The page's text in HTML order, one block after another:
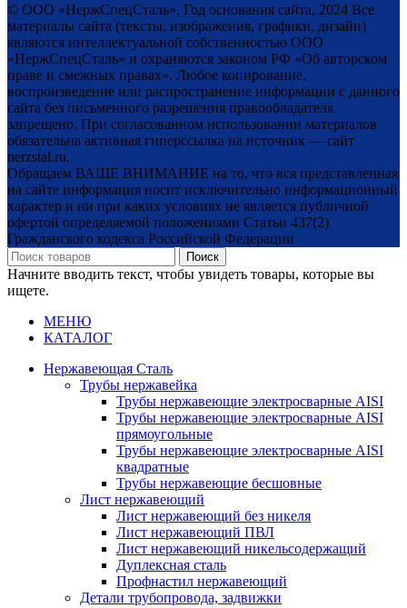
© ООО «НержСпецСталь», Год основания сайта, 2024 Все
материалы сайта (тексты, изображения, графики, дизайн)
являются интеллектуальной собственностью ООО
«НержСпецСталь» и охраняются законом РФ «Об авторском
праве и смежных правах». Любое копирование,
воспроизведение или распространение информации с данного
сайта без письменного разрешения правообладателя
запрещено. При согласованном использовании материалов
обязательна активная гиперссылка на источник — сайт
nerzstal.ru.
Обращаем ВАШЕ ВНИМАНИЕ на то, что вся представленная
на сайте информация носит исключительно информационный
характер и ни при каких условиях не является публичной
офертой определяемой положениями Статьи 437(2)
Гражданского кодекса Российской Федерации
Поиск
Начните вводить текст, чтобы увидеть товары, которые вы
ищете.
МЕНЮ
КАТАЛОГ
Нержавеющая Сталь
Трубы нержавейка
Трубы нержавеющие электросварные AISI
Трубы нержавеющие электросварные AISI
прямоугольные
Трубы нержавеющие электросварные AISI
квадратные
Трубы нержавеющие бесшовные
Лист нержавеющий
Лист нержавеющий без никеля
Лист нержавеющий ПВЛ
Лист нержавеющий никельсодержащий
Дуплексная сталь
Профнастил нержавеющий
Детали трубопровода, задвижки